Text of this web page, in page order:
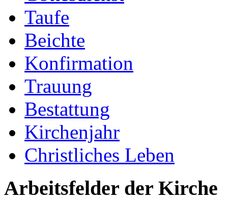
Taufe
Beichte
Konfirmation
Trauung
Bestattung
Kirchenjahr
Christliches Leben
Arbeitsfelder der Kirche